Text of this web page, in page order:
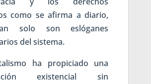
como se afirma a diario,
solo son eslóganes
del sistema.
ha propiciado una
existencial sin